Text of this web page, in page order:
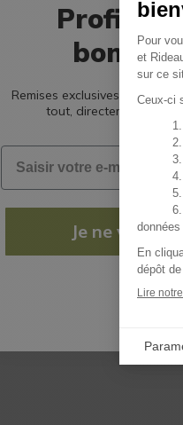
Profitez
bons
Remises exclusives, bons
tout, directement dans
Email
Je ne veux
Non,